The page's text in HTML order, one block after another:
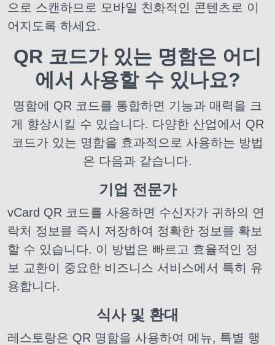
으로 스캔하므로 모바일 친화적인 콘텐츠로 이
어지도록 하세요.
QR 코드가 있는 명함은 어디
에서 사용할 수 있나요?
명함에 QR 코드를 통합하면 기능과 매력을 크
게 향상시킬 수 있습니다. 다양한 산업에서 QR
코드가 있는 명함을 효과적으로 사용하는 방법
은 다음과 같습니다.
기업 전문가
vCard QR 코드를 사용하면 수신자가 귀하의 연
락처 정보를 즉시 저장하여 정확한 정보를 확보
할 수 있습니다. 이 방법은 빠르고 효율적인 정
보 교환이 중요한 비즈니스 서비스에서 특히 유
용합니다.
식사 및 환대
레스토랑은 QR 명함을 사용하여 메뉴, 특별 행